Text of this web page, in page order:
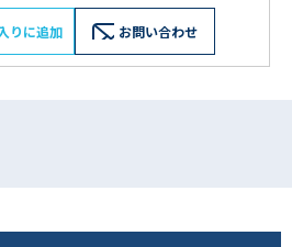
りに追加 お問い合わせ
にご案内できます